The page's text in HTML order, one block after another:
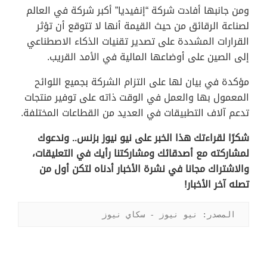
ومن جانبها أفادت شركة “إنفيديا” أكبر شركة في العالم
لصناعة الرقائق من حيث القيمة أنها لا تتوقع أن تؤثر
القرارات المشددة على تصدير تقنيات الذكاء الاصطناعي
إلى الصين على أوضاعها المالية في الأمد القريب.
مؤكدة في بيان لها على التزام الشركة بجميع اللوائح
المعمول بها والعمل في الوقت ذاته على توفير منتجات
تدعم آلاف التطبيقات في العديد من القطاعات المختلفة.
شكرًا لقراءتك هذا الخبر على نيو نيوز بزنس.. وندعوك
لمشاركته مع أصدقائك ومشاركتنا رأيك في التعليقات،
والاشتراك مجانا في نشرة الأخبار أدناه لتكن أول من
تصله آخر الأخبار!
المصدر: نيو نيوز - سكاي نيوز